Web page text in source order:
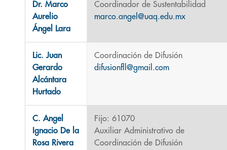
Dr. Marco
Aurelio
Ángel Lara
Coordinador de Sustentabilidad
marco.angel@uaq.edu.mx
Lic. Juan
Gerardo
Alcántara
Hurtado
Coordinación de Difusión
difusionfll@gmail.com
C. Angel
Ignacio De la
Rosa Rivera
Fijo: 61070
Auxiliar Administrativo de
Coordinación de Difusión